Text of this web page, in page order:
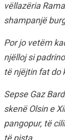
vëllazëria
shampanjë
Por jo vetëm
njëlloj si
të njëjtin fat do
Sepse Gaz
skenë Olsin e
pangopur, të
të pista.